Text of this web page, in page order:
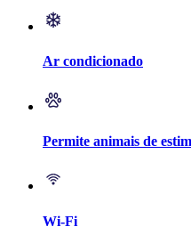
Ar condicionado
Permite animais de
Wi-Fi